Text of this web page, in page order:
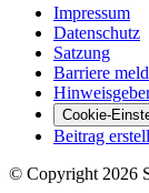
Impressum
Datenschutz
Satzung
Barriere
Cookie-
Beitrag
© Copyright 2026